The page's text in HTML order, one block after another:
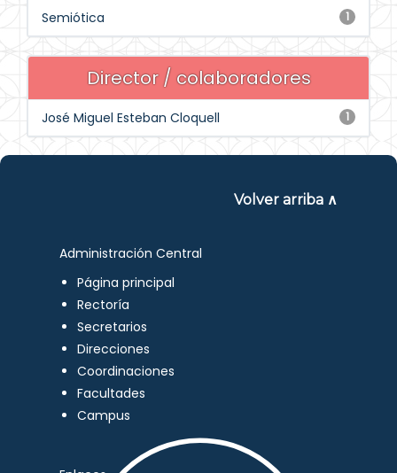
1
Semiótica
Director / colaboradores
1
José Miguel Esteban Cloquell
Volver arriba ∧
Administración Central
Página principal
Rectoría
Secretarios
Direcciones
Coordinaciones
Facultades
Campus